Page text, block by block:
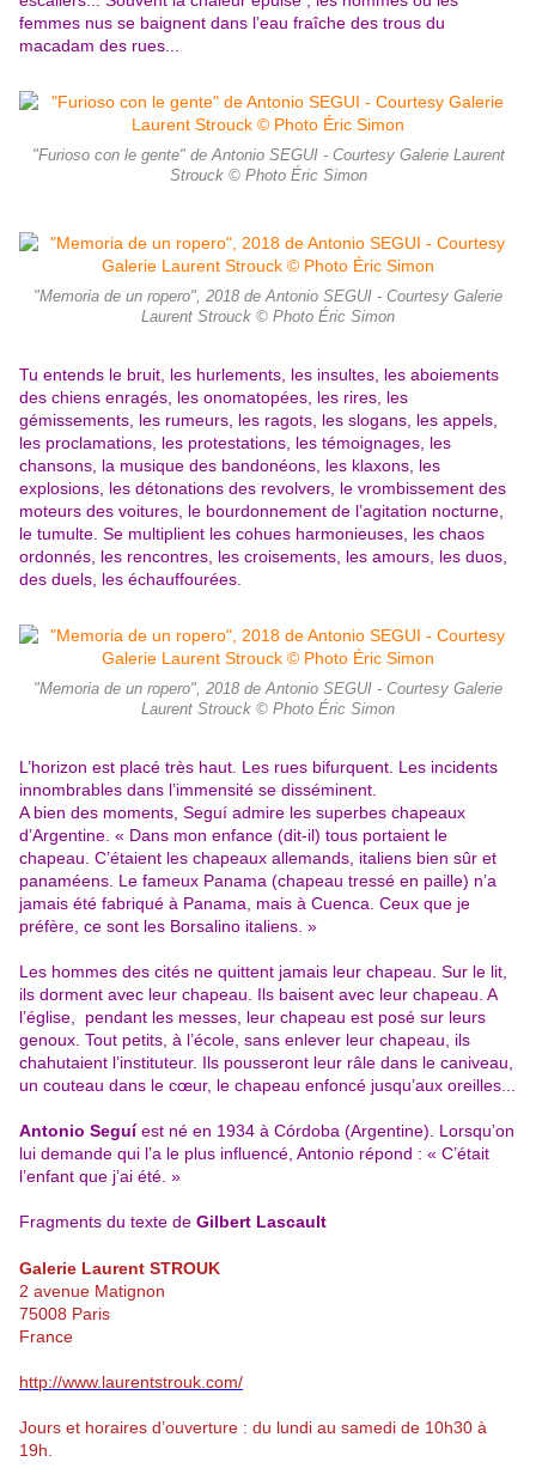
femmes nus se baignent dans l’eau fraîche des trous du
macadam des rues...
"Furioso con le gente" de Antonio SEGUI - Courtesy Galerie Laurent
Strouck © Photo Éric Simon
"Memoria de un ropero", 2018 de Antonio SEGUI - Courtesy Galerie
Laurent Strouck © Photo Éric Simon
Tu entends le bruit, les hurlements, les insultes, les aboiements
des chiens enragés, les onomatopées, les rires, les
gémissements, les rumeurs, les ragots, les slogans, les appels,
les proclamations, les protestations, les témoignages, les
chansons, la musique des bandonéons, les klaxons, les
explosions, les détonations des revolvers, le vrombissement des
moteurs des voitures, le bourdonnement de l’agitation nocturne,
le tumulte. Se multiplient les cohues harmonieuses, les chaos
ordonnés, les rencontres, les croisements, les amours, les duos,
des duels, les échauffourées.
"Memoria de un ropero", 2018 de Antonio SEGUI - Courtesy Galerie
Laurent Strouck © Photo Éric Simon
L’horizon est placé très haut. Les rues bifurquent. Les incidents
innombrables dans l’immensité se disséminent.
A bien des moments, Seguí admire les superbes chapeaux
d’Argentine. « Dans mon enfance (dit-il) tous portaient le
chapeau. C’étaient les chapeaux allemands, italiens bien sûr et
panaméens. Le fameux Panama (chapeau tressé en paille) n’a
jamais été fabriqué à Panama, mais à Cuenca. Ceux que je
préfère, ce sont les Borsalino italiens. »
Les hommes des cités ne quittent jamais leur chapeau. Sur le lit,
ils dorment avec leur chapeau. Ils baisent avec leur chapeau. A
l’église, pendant les messes, leur chapeau est posé sur leurs
genoux. Tout petits, à l’école, sans enlever leur chapeau, ils
chahutaient l’instituteur. Ils pousseront leur râle dans le caniveau,
un couteau dans le cœur, le chapeau enfoncé jusqu’aux oreilles...
Antonio Seguíest né en 1934 à Córdoba (Argentine). Lorsqu’on
lui demande qui l’a le plus influencé, Antonio répond : « C’était
l’enfant que j’ai été. »
Fragments du texte de Gilbert Lascault
Galerie Laurent STROUK
2 avenue Matignon
75008 Paris
France
http://www.laurentstrouk.com/
Jours et horaires d’ouverture : du lundi au samedi de 10h30 à
19h.